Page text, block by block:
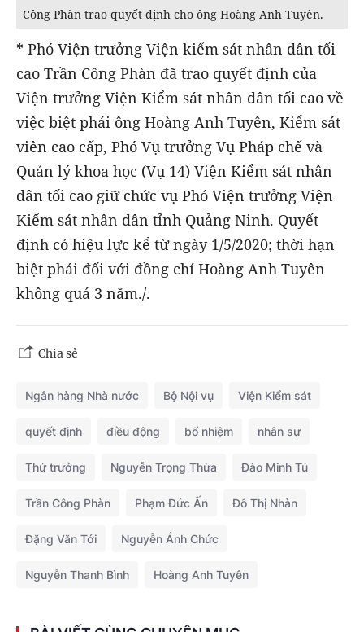
Công Phàn trao quyết định cho ông Hoàng Anh Tuyên.
* Phó Viện trưởng Viện kiểm sát nhân dân tối
cao Trần Công Phàn đã trao quyết định của
Viện trưởng Viện Kiểm sát nhân dân tối cao về
việc biệt phái ông Hoàng Anh Tuyên, Kiểm sát
viên cao cấp, Phó Vụ trưởng Vụ Pháp chế và
Quản lý khoa học (Vụ 14) Viện Kiểm sát nhân
dân tối cao giữ chức vụ Phó Viện trưởng Viện
Kiểm sát nhân dân tỉnh Quảng Ninh. Quyết
định có hiệu lực kể từ ngày 1/5/2020; thời hạn
biệt phái đối với đồng chí Hoàng Anh Tuyên
không quá 3 năm./.
Chia sẻ
Ngân hàng Nhà nước Bộ Nội vụ Viện Kiểm sát
quyết định điều động bổ nhiệm nhân sự
Thứ trưởng Nguyễn Trọng Thừa Đào Minh Tú
Trần Công Phàn Phạm Đức Ấn Đỗ Thị Nhàn
Đặng Văn Tới Nguyễn Ánh Chức
Nguyễn Thanh Bình Hoàng Anh Tuyên